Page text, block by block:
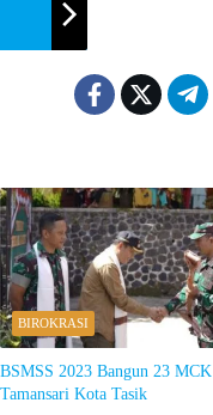
BIROKRASI
BSMSS 2023 Bangun 23
Tamansari Kota Tasik